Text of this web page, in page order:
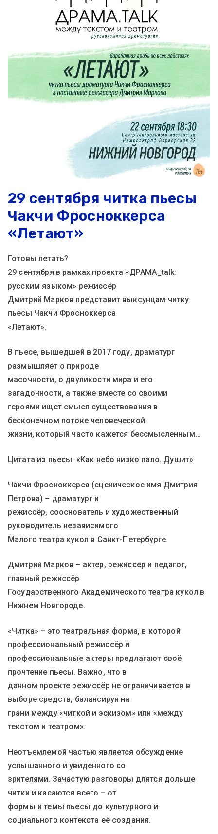
29 сентября читка пьесы
Чакчи Фросноккерса
«Летают»
Готовы летать?
29 сентября в рамках проекта «ДРАМА_talk:
русским языком» режиссëр
Дмитрий Марков представит выксунцам читку
пьесы Чакчи Фросноккерса
«Летают».
В пьесе, вышедшей в 2017 году, драматург
размышляет о природе
масочности, о двуликости мира и его
загадочности, а также вместе со своими
героями ищет смысл существования в
бесконечном потоке человеческой
жизни, который часто кажется бессмысленным…
Цитата из пьесы: «Как небо низко пало. Душит»
Чакчи Фросноккерса (сценическое имя Дмитрия
Петрова) – драматург и
режиссёр, сооснователь и художественный
руководитель независимого
Малого театра кукол в Санкт-Петербурге.
Дмитрий Марков – актёр, режиссёр и педагог,
главный режиссёр
Государственного Академического театра кукол в
Нижнем Новгороде.
«Читка» – это театральная форма, в которой
профессиональный режиссёр и
профессиональные актеры предлагают своë
прочтение пьесы. Важно, что в
данном проекте режиссëр не ограничивается в
выборе средств, балансируя на
грани между «читкой и эскизом» или «между
текстом и театром».
Неотъемлемой частью является обсуждение
услышанного и увиденного со
зрителями. Зачастую разговоры длятся дольше
читки и касаются всего – от
формы и темы пьесы до культурного и
социального контекста её создания.